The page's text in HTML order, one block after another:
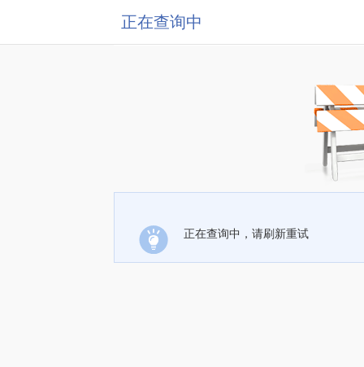
正在查询中
正在查询中，请刷新重试